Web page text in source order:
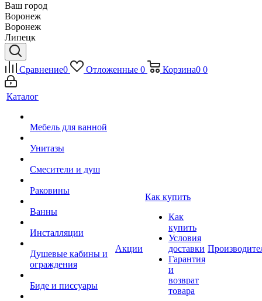
Ваш город
Воронеж
Воронеж
Липецк
Сравнение0 Отложенные 0 Корзина0 0
Каталог
Мебель для ванной
Унитазы
Смесители и душ
Раковины
Ванны
Инсталляции
Душевые кабины и
ограждения
Биде и писсуары
Акции
Как купить
Как
купить
Условия
доставки
Гарантия
и
возврат
товара